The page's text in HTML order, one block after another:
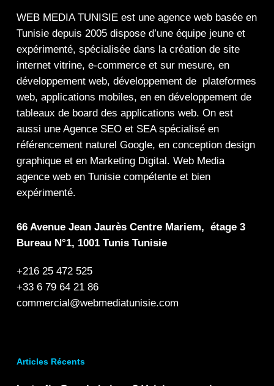
WEB MEDIA TUNISIEest une agence webbasée en
Tunisie depuis 2005 dispose d’une équipe jeune et
expérimenté, spécialisée dans la création de site
internet vitrine, e-commerceet sur mesure, en
développement web, développement de plateformes
web, applications mobiles, en en développement de
tableaux de boarddes applications web. On est
aussi une Agence SEOet SEAspécialisé en
référencement naturel Google, en conception design
graphiqueet en Marketing Digital. Web Media
agence web en Tunisie compétente et bien
expérimenté.
66 Avenue Jean Jaurès Centre Mariem, étage 3
Bureau N°1, 1001 Tunis Tunisie
+216 25 472 525
+33 6 79 64 21 86
commercial@webmediatunisie.com
Articles Récents